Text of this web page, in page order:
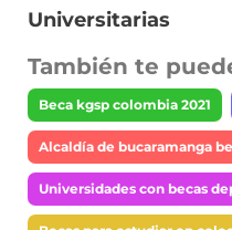
Universitarias
También te
Beca kgsp colombia 2021
Alcaldía de bucaramanga
Universidades con becas